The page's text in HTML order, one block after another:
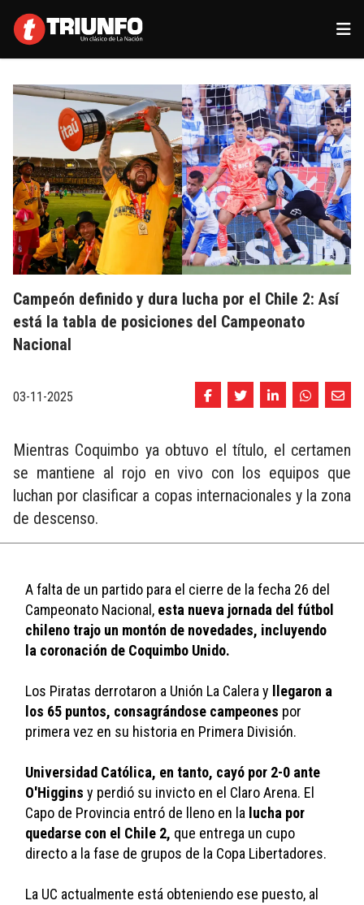
Campeón definido y dura lucha por el Chile 2: Así
está la tabla de posiciones del Campeonato
Nacional
03-11-2025
Mientras Coquimbo ya obtuvo el título, el certamen
se mantiene al rojo en vivo con los equipos que
luchan por clasificar a copas internacionales y la zona
de descenso.
A falta de un partido para el cierre de la fecha 26 del
Campeonato Nacional, esta nueva jornada del fútbol
chileno trajo un montón de novedades, incluyendo
la coronación de Coquimbo Unido.
Los Piratas derrotaron a Unión La Calera y
llegaron a
los 65 puntos, consagrándose campeones por
primera vez en su historia en Primera División.
Universidad Católica, en tanto, cayó por 2-0 ante
O'Higgins y perdió su invicto en el Claro Arena. El
Capo de Provincia entró de lleno en la lucha por
quedarse con el Chile 2, que entrega un cupo
directo a la fase de grupos de la Copa Libertadores.
La UC actualmente está obteniendo ese puesto, al